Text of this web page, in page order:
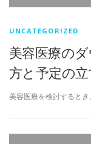
UNCATEGORIZED
美容医療の
方と予定の
美容医療を検討すると